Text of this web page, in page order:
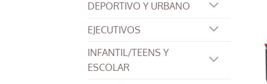
DEPORTIVO Y URBANO
EJECUTIVOS
INFANTIL/TEENS Y
ESCOLAR